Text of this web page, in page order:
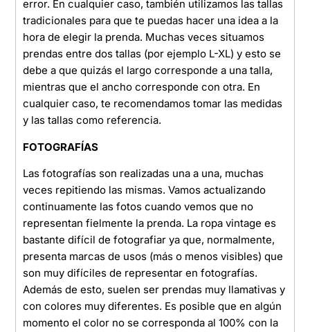
error. En cualquier caso, también utilizamos las tallas
tradicionales para que te puedas hacer una idea a la
hora de elegir la prenda. Muchas veces situamos
prendas entre dos tallas (por ejemplo L-XL) y esto se
debe a que quizás el largo corresponde a una talla,
mientras que el ancho corresponde con otra. En
cualquier caso, te recomendamos tomar las medidas
y las tallas como referencia.
FOTOGRAFÍAS
Las fotografías son realizadas una a una, muchas
veces repitiendo las mismas. Vamos actualizando
continuamente las fotos cuando vemos que no
representan fielmente la prenda. La ropa vintage es
bastante difícil de fotografiar ya que, normalmente,
presenta marcas de usos (más o menos visibles) que
son muy difíciles de representar en fotografías.
Además de esto, suelen ser prendas muy llamativas y
con colores muy diferentes. Es posible que en algún
momento el color no se corresponda al 100% con la